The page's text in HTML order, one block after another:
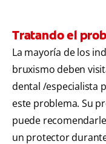
Tratando el
La mayoría de los
bruxismo deben
dental /especialista
este problema. Su
puede
un protector